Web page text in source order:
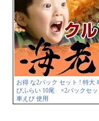
お得 な2パック セット ! 特大
びふらい 10尾 ×2パックセッ
車えび 使用